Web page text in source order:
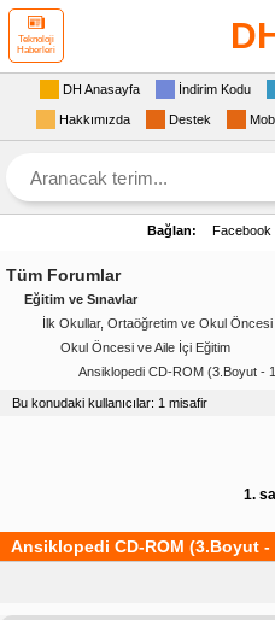
Teknoloji
Haberleri
DH Anasayfa İndirim Kodu
Hakkımızda Destek
Bağlan: Facebook
Tüm Forumlar
Eğitim ve Sınavlar
İlk Okullar, Ortaöğretim ve Okul Öncesi
Okul Öncesi ve Aile İçi Eğitim
Ansiklopedi CD-ROM (3.Boyut -
Bu konudaki kullanıcılar: 1 misafir
1.
Ansiklopedi CD-ROM (3.Boyut -